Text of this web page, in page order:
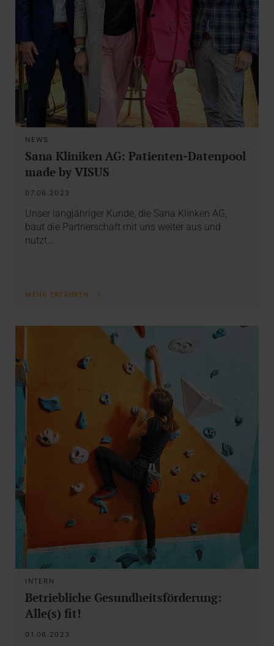
NEWS
Sana Kliniken AG: Patienten-Datenpool
made by VISUS
07.06.2023
Unser langjähriger Kunde, die Sana Klinken AG,
baut die Partnerschaft mit uns weiter aus und
nutzt…
MEHR ERFAHREN
INTERN
Betriebliche Gesundheitsförderung:
Alle(s) fit!
01.06.2023